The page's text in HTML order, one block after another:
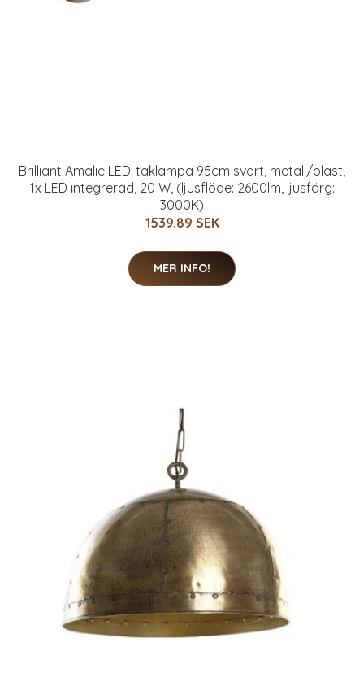
Brilliant Amalie LED-taklampa 95cm svart, metall/plast,
1x LED integrerad, 20 W, (ljusflöde: 2600lm, ljusfärg:
3000K)
1539.89 SEK
MER INFO!